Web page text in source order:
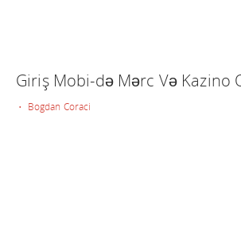
Giriş Mobi-də Mərc Və Kazino
• Bogdan Coraci